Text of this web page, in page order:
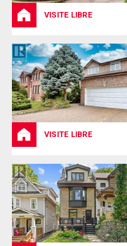
VISITE LIBRE
VISITE LIBRE